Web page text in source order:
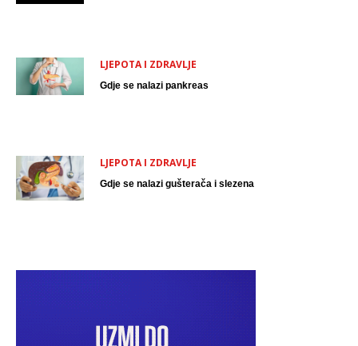
LJEPOTA I ZDRAVLJE
Gdje se nalazi pankreas
LJEPOTA I ZDRAVLJE
Gdje se nalazi gušterača i slezena